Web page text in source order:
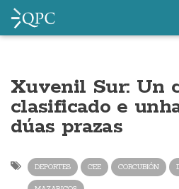
Xuvenil Sur: Un
clasificado e
dúas prazas
DEPORTES CEE CORCUBIÓN